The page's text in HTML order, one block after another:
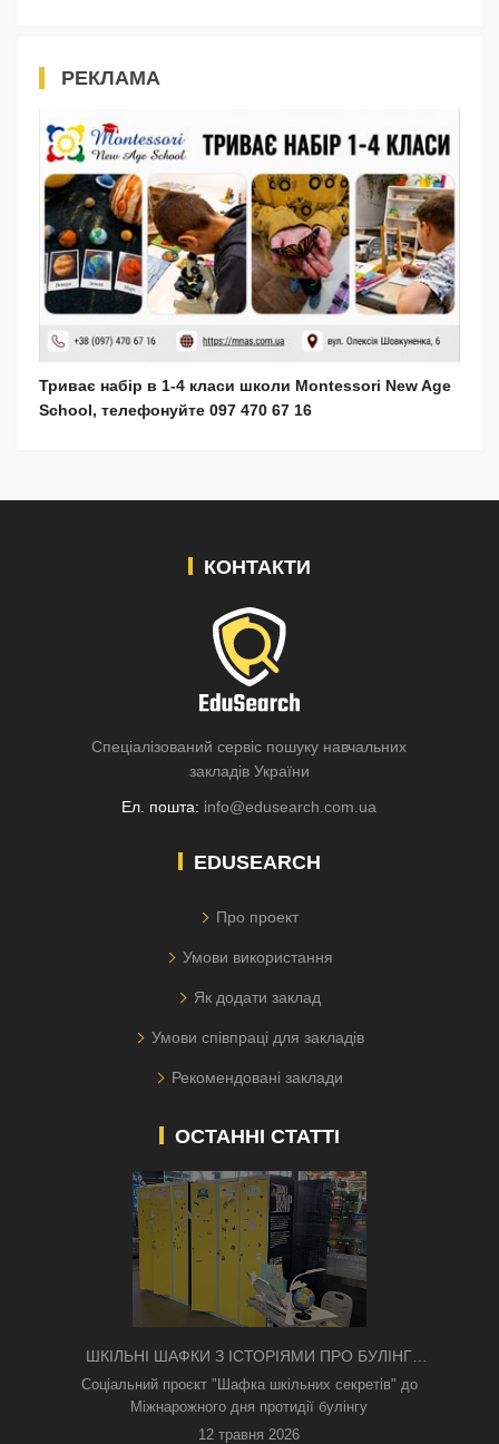
РЕКЛАМА
Триває набір в 1-4 класи школи Montessori New Age
School, телефонуйте 097 470 67 16
КОНТАКТИ
Спеціалізований сервіс пошуку навчальних
закладів України
Ел. пошта: info@edusearch.com.ua
EDUSEARCH
Про проект
Умови використання
Як додати заклад
Умови співпраці для закладів
Рекомендовані заклади
ОСТАННІ СТАТТІ
ШКІЛЬНІ ШАФКИ З ІСТОРІЯМИ ПРО БУЛІНГ
З'ЯВИЛИСЯ В КИЄВІ
Соціальний проєкт "Шафка шкільних секретів" до
Міжнарожного дня протидії булінгу
12 травня 2026